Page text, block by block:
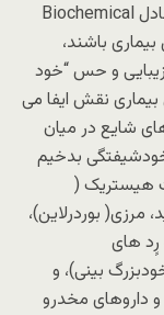
در کنار عوامل فیزیکی (بدنی) و بهم ریختگی تعادل Biochemical
باشند،
زیبایی و حس “خود
بیماری نقش ایفا می
شایع در میان
بدخیم
هیستریک (
مرزی( بوردرلاین)،
رٍد های
بینی)، و
و داروهای مخدرو